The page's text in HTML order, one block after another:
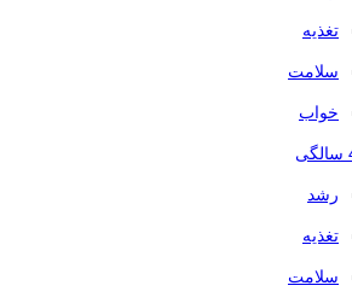
تغذیه
سلامت
خواب
رشد
تغذیه
سلامت